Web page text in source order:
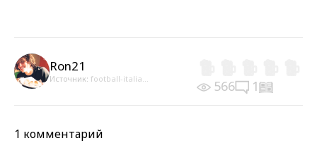
Ron21
Источник: football-italia... 566 1
1 комментарий